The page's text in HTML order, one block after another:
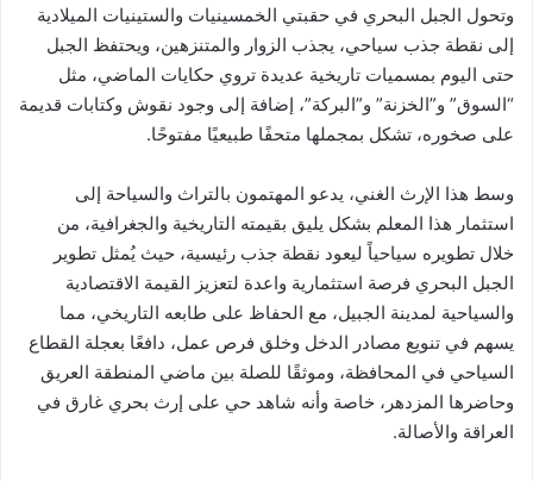
وتحول الجبل البحري في حقبتي الخمسينيات والستينيات الميلادية
إلى نقطة جذب سياحي، يجذب الزوار والمتنزهين، ويحتفظ الجبل
حتى اليوم بمسميات تاريخية عديدة تروي حكايات الماضي، مثل
“السوق” و”الخزنة” و”البركة”، إضافة إلى وجود نقوش وكتابات قديمة
على صخوره، تشكل بمجملها متحفًا طبيعيًا مفتوحًا.
وسط هذا الإرث الغني، يدعو المهتمون بالتراث والسياحة إلى
استثمار هذا المعلم بشكل يليق بقيمته التاريخية والجغرافية، من
خلال تطويره سياحياً ليعود نقطة جذب رئيسية، حيث يُمثل تطوير
الجبل البحري فرصة استثمارية واعدة لتعزيز القيمة الاقتصادية
والسياحية لمدينة الجبيل، مع الحفاظ على طابعه التاريخي، مما
يسهم في تنويع مصادر الدخل وخلق فرص عمل، دافعًا بعجلة القطاع
السياحي في المحافظة، وموثقًا للصلة بين ماضي المنطقة العريق
وحاضرها المزدهر، خاصة وأنه شاهد حي على إرث بحري غارق في
العراقة والأصالة.